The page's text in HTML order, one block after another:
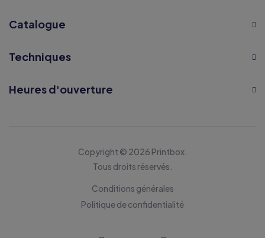
Catalogue
Techniques
Heures d'ouverture
Copyright © 2026 Printbox.
Tous droits réservés.
Conditions générales
Politique de confidentialité